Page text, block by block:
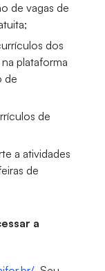
de vagas de
dos
plataforma
de
de
a atividades
de
a